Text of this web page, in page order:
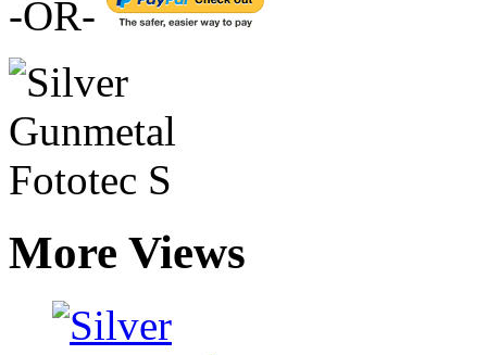
-OR-
More Views